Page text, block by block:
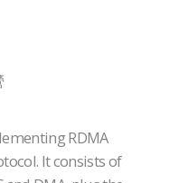
RDMA
It consists of